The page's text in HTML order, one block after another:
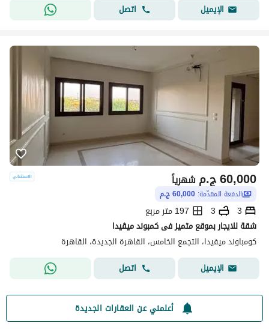
الإيميل
اتصل
ج.م60,000 شهرياً
الدفعة المقدّمة: 60,000 ج.م
3
3
197 متر مربع
شقة للايجار بموقع متميز فى كمبوند ميڤيدا
كومباوند ميفيدا، التجمع الخامس، القاهرة الجديدة، القاهرة
الإيميل
اتصل
أعلمني عن العقارات الجديدة